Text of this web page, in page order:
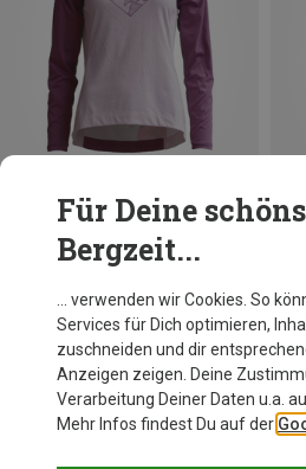
Du sparst 11%
Für Deine
Bergzeit...
… verwenden wir Cookies. So
Services für Dich optimieren,
zuschneiden und dir
Anzeigen zeigen. Deine
Verarbeitung Deiner Daten u.a.
Mehr Infos findest Du auf der